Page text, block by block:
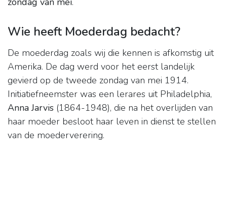
Wie heeft Moederdag bedacht?
De moederdag zoals wij die kennen is afkomstig uit
Amerika. De dag werd voor het eerst landelijk
gevierd op de tweede zondag van mei 1914.
Initiatiefneemster was een lerares uit Philadelphia,
Anna Jarvis (1864-1948), die na het overlijden van
haar moeder besloot haar leven in dienst te stellen
van de moederverering.